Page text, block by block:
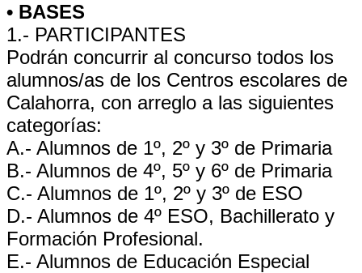
• BASES
1.- PARTICIPANTES
Podrán concurrir al concurso todos los
alumnos/as de los Centros escolares de
Calahorra, con arreglo a las siguientes
categorías:
A.- Alumnos de 1º, 2º y 3º de Primaria
B.- Alumnos de 4º, 5º y 6º de Primaria
C.- Alumnos de 1º, 2º y 3º de ESO
D.- Alumnos de 4º ESO, Bachillerato y
Formación Profesional.
E.- Alumnos de Educación Especial